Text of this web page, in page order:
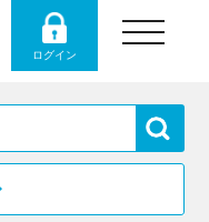
ログイン
toggle
navigation